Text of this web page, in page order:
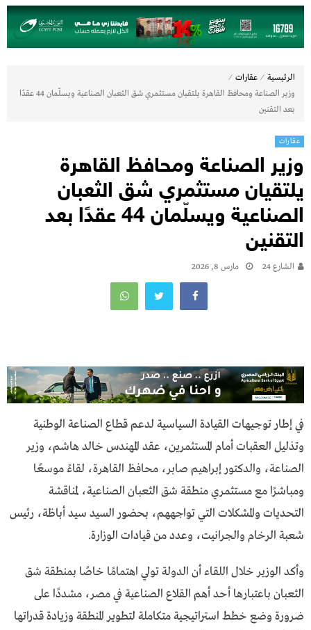
الرئيسية ⁄ عقارات ⁄
وزير الصناعة ومحافظ القاهرة يلتقيان مستثمري شق الثعبان الصناعية ويسلّمان 44 عقدًا
بعد التقنين
عقارات
وزير الصناعة ومحافظ القاهرة
يلتقيان مستثمري شق الثعبان
الصناعية ويسلّمان 44 عقدًا بعد
التقنين
الشارع 24 مارس 8, 2026
في إطار توجيهات القيادة السياسية لدعم قطاع الصناعة الوطنية
وتذليل العقبات أمام المستثمرين، عقد المهندس خالد هاشم، وزير
الصناعة، والدكتور إبراهيم صابر، محافظ القاهرة، لقاءً موسعًا
ومباشرًا مع مستثمري منطقة شق الثعبان الصناعية، لمناقشة
التحديات والمشكلات التي تواجههم، بحضور السيد سيد أباظة، رئيس
شعبة الرخام والجرانيت، وعدد من قيادات الوزارة.
وأكد الوزير خلال اللقاء أن الدولة تولي اهتمامًا خاصًا بمنطقة شق
الثعبان باعتبارها أحد أهم القلاع الصناعية في مصر، مشددًا على
ضرورة وضع خطط استراتيجية متكاملة لتطوير المنطقة وزيادة قدراتها